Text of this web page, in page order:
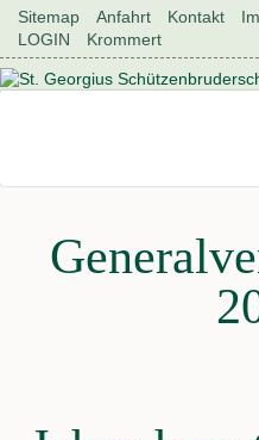
Navigation
überspringen
Sitemap Anfahrt Kontakt
LOGIN
Krommert